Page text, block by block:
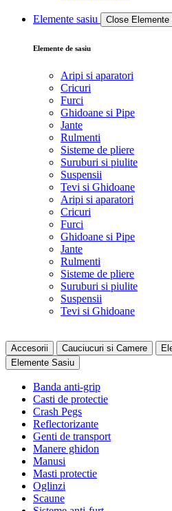
Elemente sasiu Close Elemente
Elemente de sasiu
Aripi si aparatori
Cricuri
Furci
Ghidoane si Pipe
Jante
Rulmenti
Sisteme de pliere
Suruburi si piulite
Suspensii
Tevi si Ghidoane
Aripi si aparatori
Cricuri
Furci
Ghidoane si Pipe
Jante
Rulmenti
Sisteme de pliere
Suruburi si piulite
Suspensii
Tevi si Ghidoane
Accesorii Cauciucuri si Camere
Elemente Sasiu
Banda anti-grip
Casti de protectie
Crash Pegs
Reflectorizante
Genti de transport
Manere ghidon
Manusi
Masti protectie
Oglinzi
Scaune